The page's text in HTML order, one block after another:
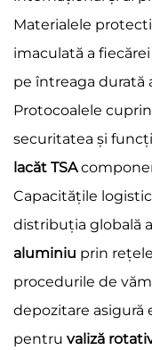
Materialele
imaculată a fiecărei
pe întreaga durată
Protocoalele
securitatea și
lacăt TSA
Capacitățile
distribuția globală
aluminiu prin
procedurile de
depozitare asigură
pentru valiză